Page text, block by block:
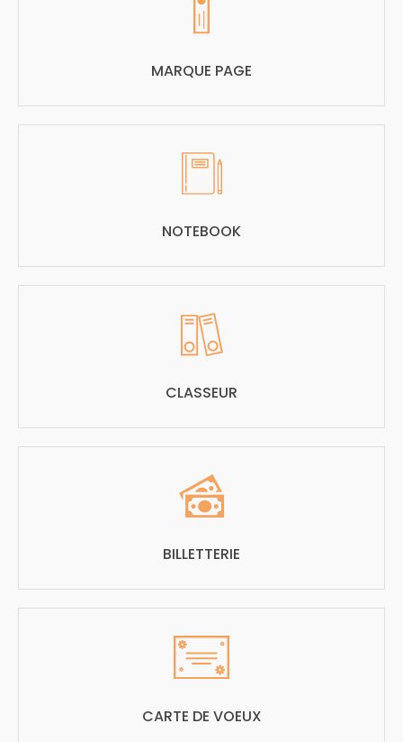
MARQUE PAGE
NOTEBOOK
CLASSEUR
BILLETTERIE
CARTE DE VOEUX